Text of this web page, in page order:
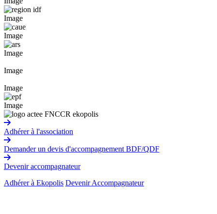
Image
Image
Image
Image
Image
Image
Adhérer à l'association
Demander un devis d'accompagnement BDF/QDF
Devenir accompagnateur
Adhérer à Ekopolis Devenir Accompagnateur